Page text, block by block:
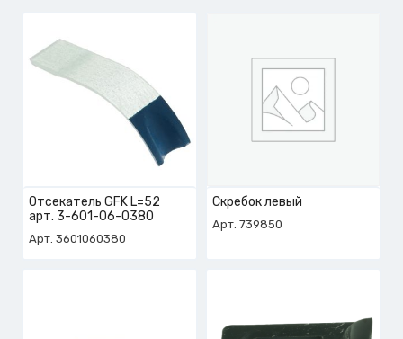
Отсекатель GFK L=52
арт. 3-601-06-0380
Арт. 3601060380
Скребок левый
Арт. 739850